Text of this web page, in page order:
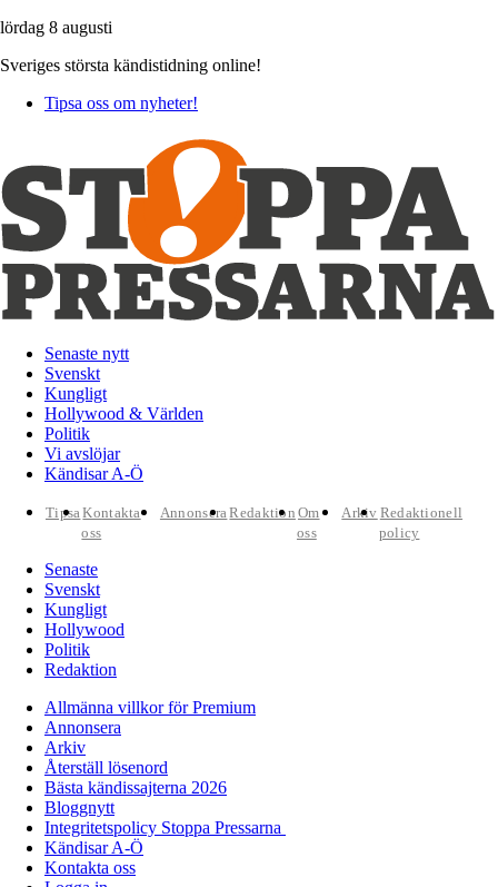
lördag 8 augusti
Sveriges största kändistidning online!
Tipsa oss om nyheter!
Senaste nytt
Svenskt
Kungligt
Hollywood & Världen
Politik
Vi avslöjar
Kändisar A-Ö
TipsaKontakta
oss
AnnonseraRedaktion Om
oss
Arkiv Redaktionell
policy
Senaste
Svenskt
Kungligt
Hollywood
Politik
Redaktion
Allmänna villkor för Premium
Annonsera
Arkiv
Återställ lösenord
Bästa kändissajterna 2026
Bloggnytt
Integritetspolicy Stoppa Pressarna
Kändisar A-Ö
Kontakta oss